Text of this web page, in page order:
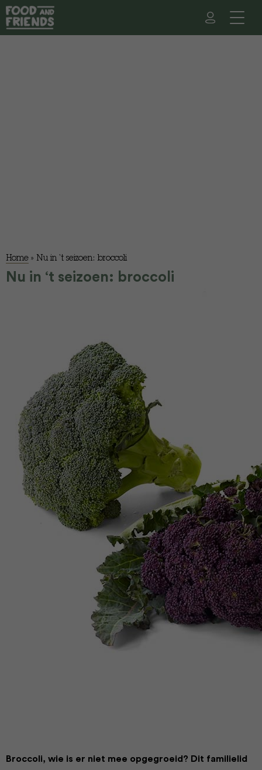
Home » Nu in ‘t seizoen: broccoli
Nu in ‘t seizoen: broccoli
Broccoli, wie is er niet mee opgegroeid? Dit familielid